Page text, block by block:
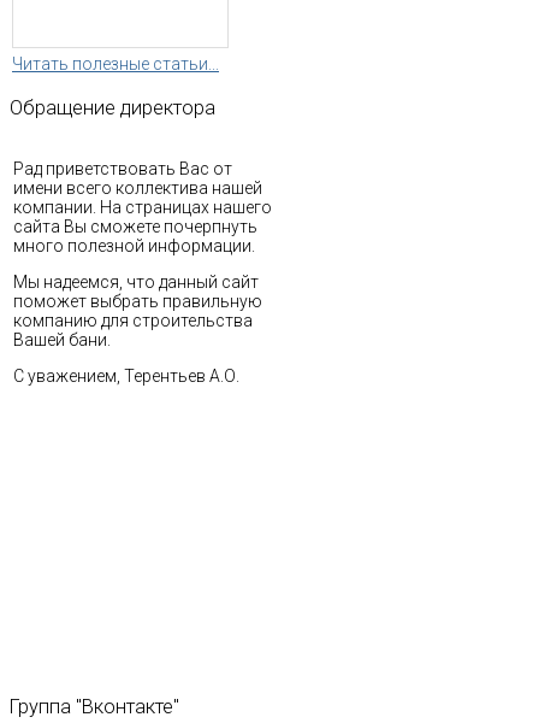
Читать полезные статьи...
Обращение директора
Рад приветствовать Вас от
имени всего коллектива нашей
компании. На страницах нашего
сайта Вы сможете почерпнуть
много полезной информации.
Мы надеемся, что данный сайт
поможет выбрать правильную
компанию для строительства
Вашей бани.
С уважением, Терентьев А.О.
Группа "Вконтакте"